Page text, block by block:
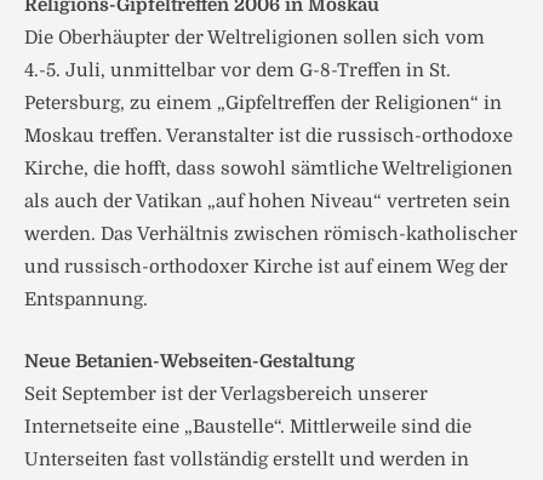
Religions-Gipfeltreffen 2006 in Moskau
Die Oberhäupter der Weltreligionen sollen sich vom
4.-5. Juli, unmittelbar vor dem G-8-Treffen in St.
Petersburg, zu einem „Gipfeltreffen der Religionen“ in
Moskau treffen. Veranstalter ist die russisch-orthodoxe
Kirche, die hofft, dass sowohl sämtliche Weltreligionen
als auch der Vatikan „auf hohen Niveau“ vertreten sein
werden. Das Verhältnis zwischen römisch-katholischer
und russisch-orthodoxer Kirche ist auf einem Weg der
Entspannung.
Neue Betanien-Webseiten-Gestaltung
Seit September ist der Verlagsbereich unserer
Internetseite eine „Baustelle“. Mittlerweile sind die
Unterseiten fast vollständig erstellt und werden in